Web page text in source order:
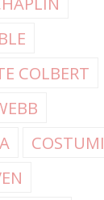
COLBERT
COSTUMI